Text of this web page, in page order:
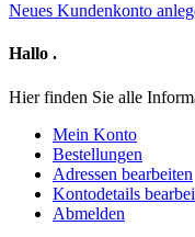
Neues Kundenkonto
Hallo .
Hier finden Sie alle
Mein Konto
Bestellungen
Adressen bearbeiten
Kontodetails
Abmelden